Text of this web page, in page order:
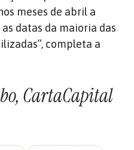
meses de abril a
datas da maioria das
completa a
CartaCapital